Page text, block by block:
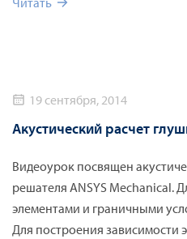
19 сентября, 2014
Акустический расчет
Видеоурок посвящен
решателя ANSYS Mechanical.
элементами и граничными
Для построения зависимости